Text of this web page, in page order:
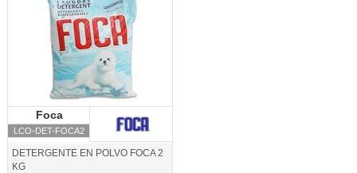
Foca
LCO-DET-FOCA2
DETERGENTE EN POLVO FOCA 2
KG